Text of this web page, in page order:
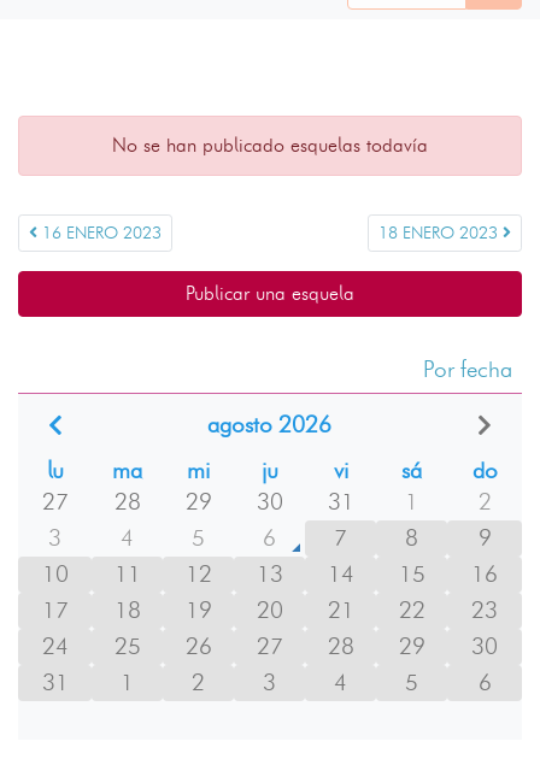
No se han publicado esquelas todavía
16 ENERO 2023 18 ENERO 2023
Publicar una esquela
Por fecha
agosto 2026
lu
ma mi ju vi sá
do
27
28 29 30 31 1
2
3
4 5 6 7 8
9
10
11 12 13 14 15
16
17
18 19 20 21 22
23
24
25 26 27 28 29
30
31
1 2 3 4 5 6